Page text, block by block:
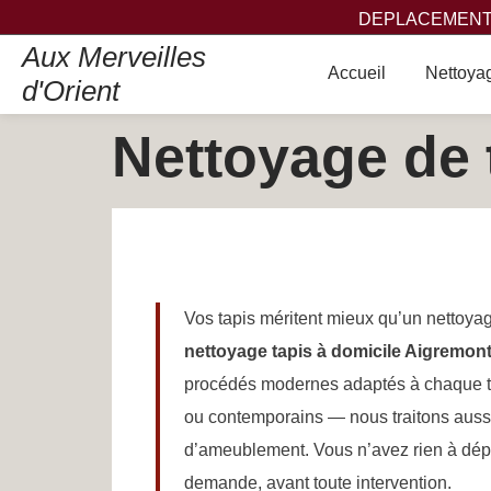
Aux Merveilles
d'Orient
Accueil
Nettoyage
Vos tapis méritent mieux qu’un
nettoyage tapis à domicile Aigremont
procédés modernes adaptés à chaque
ou contemporains — nous traitons
d’ameublement. Vous n’avez rien à
demande, avant toute intervention.